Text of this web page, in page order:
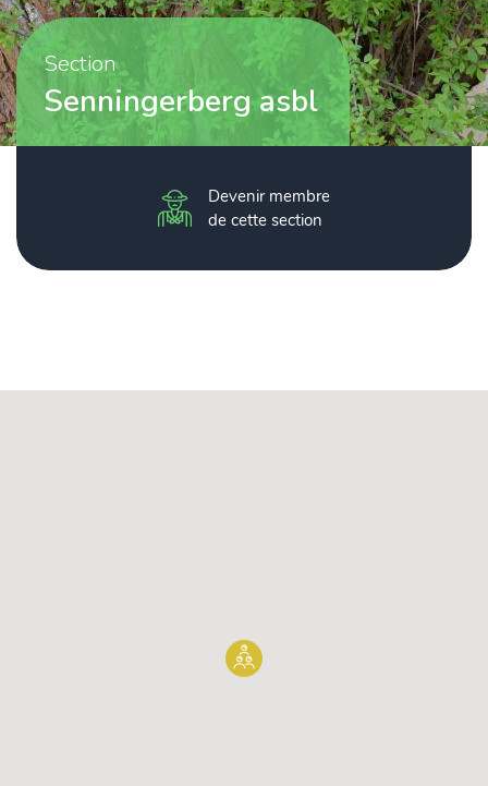
Section
Senningerberg asbl
Devenir membre
de cette section